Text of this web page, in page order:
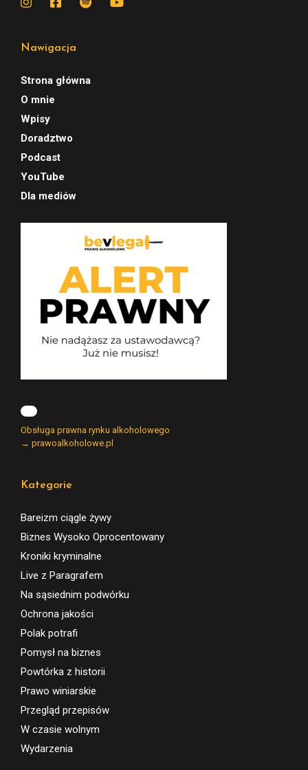
Nawigacja
Strona główna
O mnie
Wpisy
Doradztwo
Podcast
YouTube
Dla mediów
Kategorie
Bareizm ciągle żywy
Biznes Wysoko Oprocentowany
Kroniki kryminalne
Live z Paragrafem
Na sąsiednim podwórku
Ochrona jakości
Polak potrafi
Pomysł na biznes
Powtórka z historii
Prawo winiarskie
Przegląd przepisów
W czasie wolnym